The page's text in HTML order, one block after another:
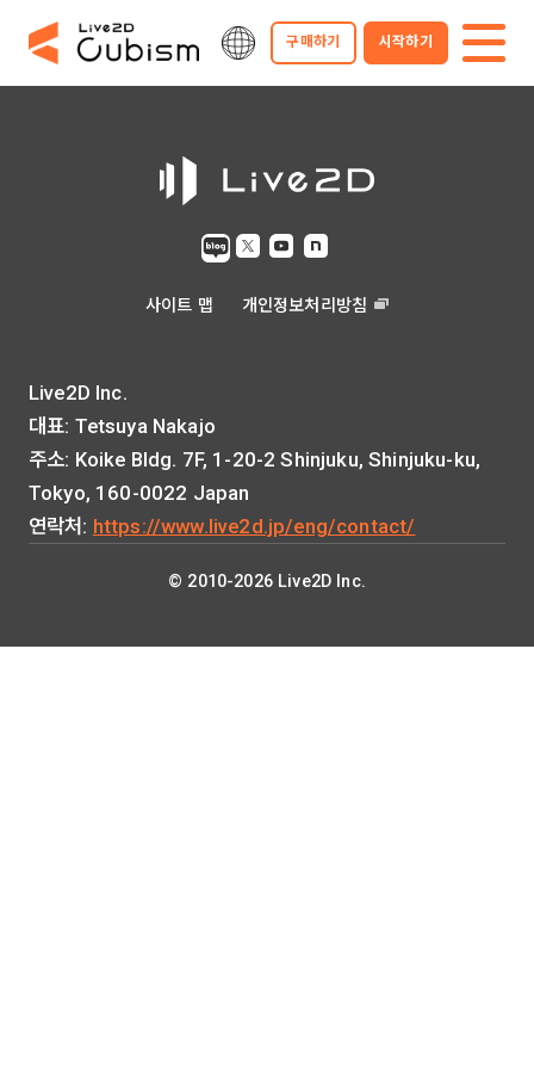
구매하기 시작하기
사이트 맵 개인정보처리방침
Live2D Inc.
대표: Tetsuya Nakajo
주소: Koike Bldg. 7F, 1-20-2 Shinjuku, Shinjuku-ku,
Tokyo, 160-0022 Japan
연락처: https://www.live2d.jp/eng/contact/
© 2010-2026 Live2D Inc.